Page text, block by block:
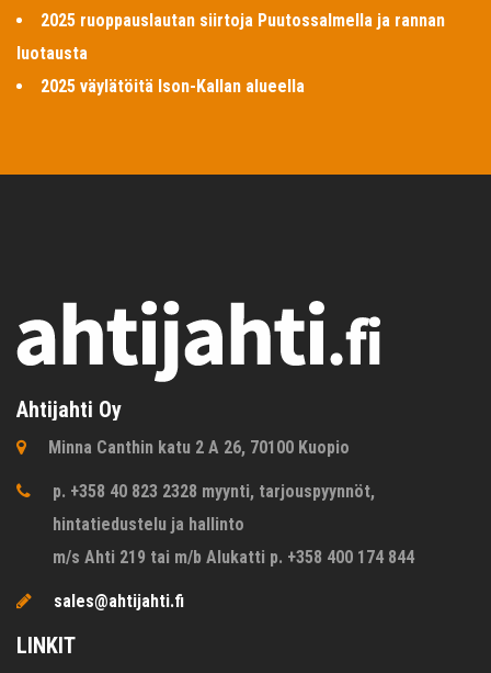
2025 ruoppauslautan siirtoja Puutossalmella ja rannan
luotausta
2025 väylätöitä Ison-Kallan alueella
Ahtijahti Oy
Minna Canthin katu 2 A 26, 70100 Kuopio
p. +358 40 823 2328 myynti, tarjouspyynnöt,
hintatiedustelu ja hallinto
m/s Ahti 219 tai m/b Alukatti p. +358 400 174 844
sales@ahtijahti.fi
LINKIT